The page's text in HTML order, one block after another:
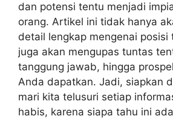
dan potensi tentu menjadi
orang. Artikel ini tidak hanya
detail lengkap mengenai
juga akan mengupas tuntas
tanggung jawab, hingga
Anda dapatkan. Jadi, siapkan
mari kita telusuri setiap
habis, karena siapa tahu ini